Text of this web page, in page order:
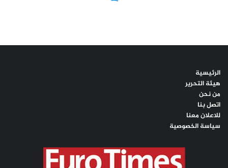
الرئيسية
هيئة التحرير
من نحن
اتصل بنا
للاعلان معنا
سياسة الخصوصية